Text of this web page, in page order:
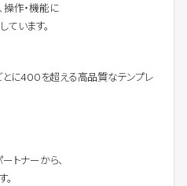
操作・機能に
います。
とに400を超える高品質なテンプレ
トナーから、